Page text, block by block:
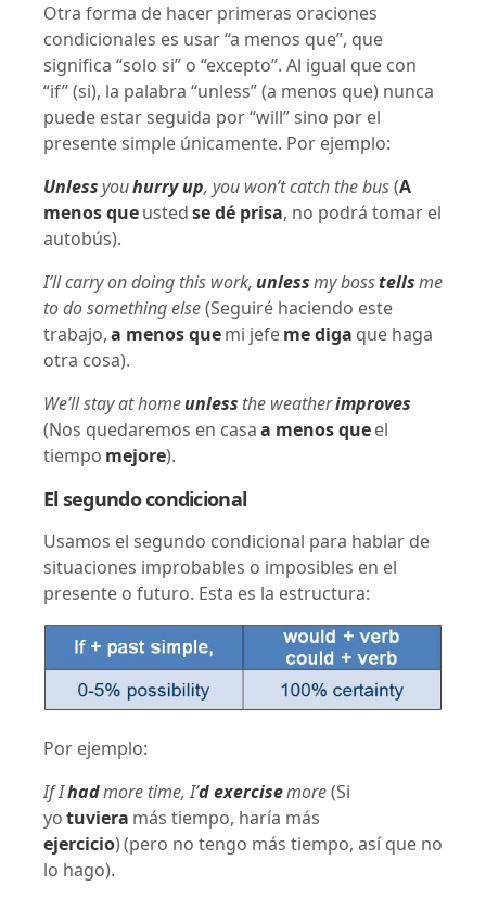
Otra forma de hacer primeras oraciones
condicionales es usar “a menos que”, que
significa “solo si” o “excepto”. Al igual que con
“if” (si), la palabra “unless” (a menos que) nunca
puede estar seguida por “will” sino por el
presente simple únicamente. Por ejemplo:
Unlessyouhurry up, you won’t catch the bus(A
menos queustedse dé prisa, no podrá tomar el
autobús).
I’ll carry on doing this work, unlessmy bosstellsme
to do something else(Seguiré haciendo este
trabajo,a menos quemi jefeme diga que haga
otra cosa).
We’ll stay at homeunless the weatherimproves
(Nos quedaremos en casaa menos queel
tiempo mejore).
El segundo condicional
Usamos el segundo condicional para hablar de
situaciones improbables o imposibles en el
presente o futuro. Esta es la estructura:
Por ejemplo:
If Ihadmore time, I’d exercisemore(Si
yotuviera más tiempo, haría más
ejercicio)(pero no tengo más tiempo, así que no
lo hago).